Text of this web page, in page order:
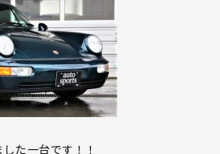
た一台です！！